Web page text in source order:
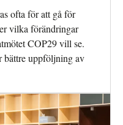
ofta för att gå för
vilka förändringar
COP29 vill se.
bättre uppföljning av